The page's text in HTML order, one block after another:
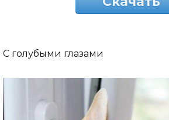
С голубыми глазами